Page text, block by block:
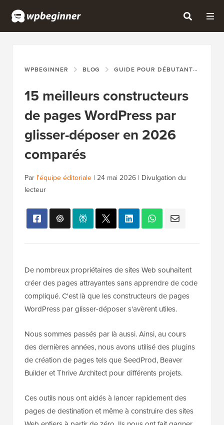
WPBEGINNER BLOG GUIDE POUR DÉBUTANTS
15 meilleurs constructeurs
de pages WordPress par
glisser-déposer en 2026
comparés
Par l'équipe éditoriale | 24 mai 2026 | Divulgation du
lecteur
De nombreux propriétaires de sites Web souhaitent
créer des pages attrayantes sans apprendre de code
compliqué. C'est là que les constructeurs de pages
WordPress par glisser-déposer s'avèrent utiles.
Nous sommes passés par là aussi. Ainsi, au cours
des dernières années, nous avons utilisé des plugins
de création de pages tels que SeedProd, Beaver
Builder et Thrive Architect pour différents projets.
Ces outils nous ont aidés à lancer rapidement des
pages de destination et même à construire des sites